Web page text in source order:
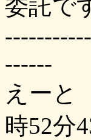
委託で
------
えーと
時52分